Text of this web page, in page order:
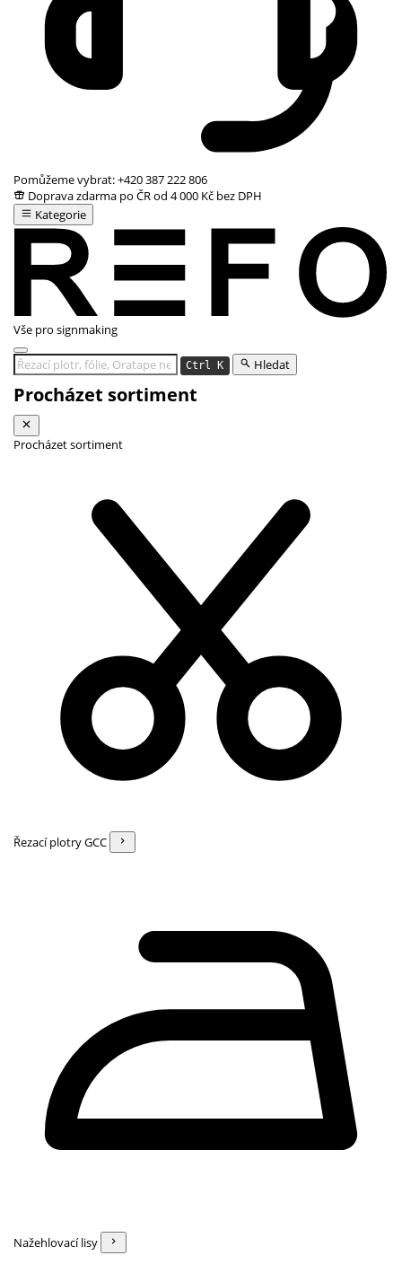
Pomůžeme vybrat:+420 387 222 806
Doprava zdarma po ČR od 4 000 Kč bez DPH
Kategorie
Vše pro signmaking
Ctrl K Hledat
Procházet sortiment
Procházet sortiment
Řezací plotry GCC
Nažehlovací lisy